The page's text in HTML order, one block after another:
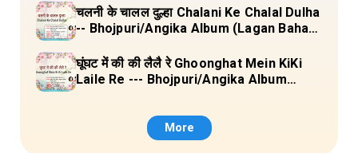
चलनी के चालल दुल्हा Chalani Ke Chalal Dulha
-- Bhojpuri/Angika Album (Lagan Bahar
घूंघट में की की लैलै रे Ghoonghat Mein KiKi
Laile Re --- Bhojpuri/Angika Album
More